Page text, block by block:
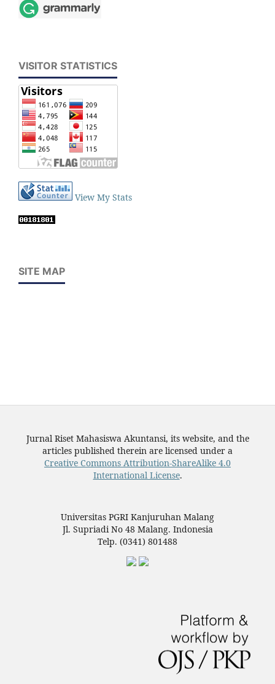
VISITOR STATISTICS
View My Stats
SITE MAP
Jurnal Riset Mahasiswa Akuntansi, its website, and the
articles published therein are licensed under a
Creative Commons Attribution-ShareAlike 4.0
International License.
Universitas PGRI Kanjuruhan Malang
Jl. Supriadi No 48 Malang. Indonesia
Telp. (0341) 801488